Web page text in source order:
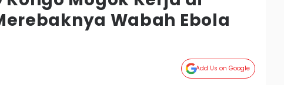
Wabah Ebola
Add Us on Google